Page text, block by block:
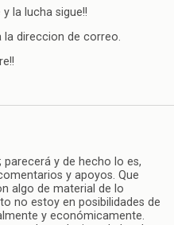
la lucha sigue!!
la direccion de correo.
parecerá y de hecho lo es,
y apoyos. Que
algo de material de lo
no estoy en posibilidades de
y económicamente.